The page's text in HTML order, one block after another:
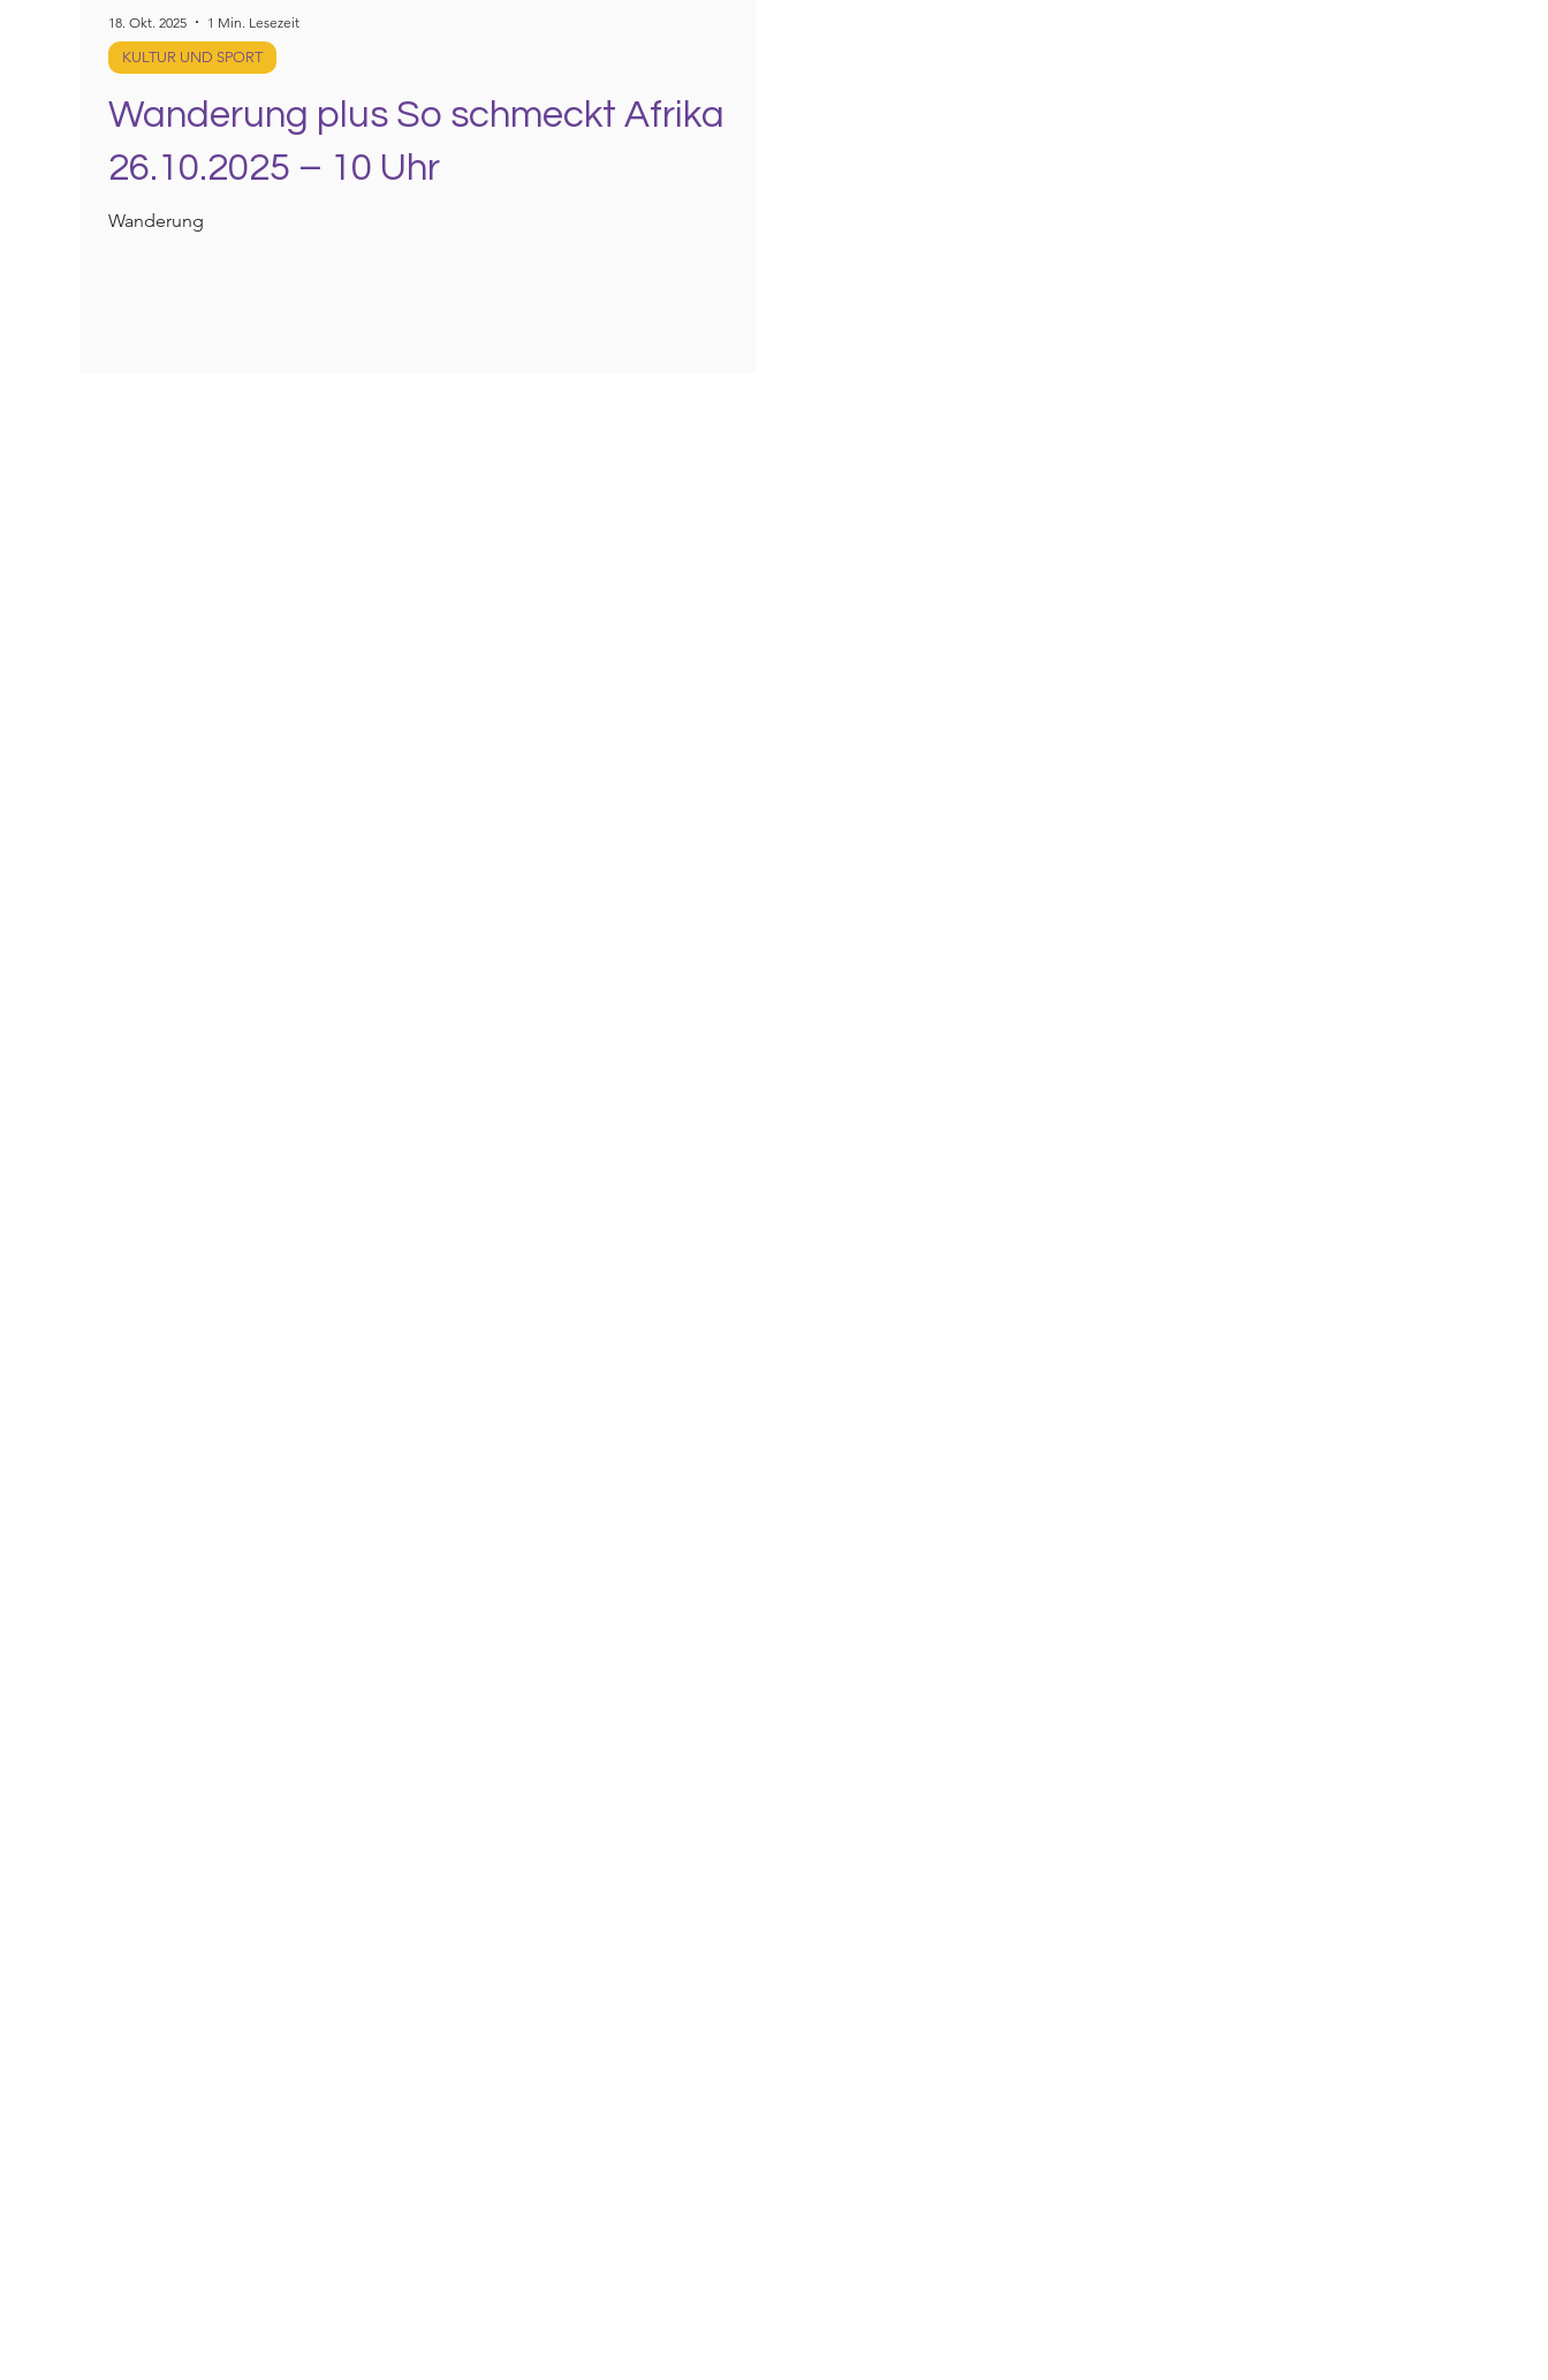
Wanderung plus So schmeckt Afrika
26.10.2025 – 10 Uhr
Wanderung
KULTUR UND SPORT
18. Okt. 2025 1 Min. Lesezeit